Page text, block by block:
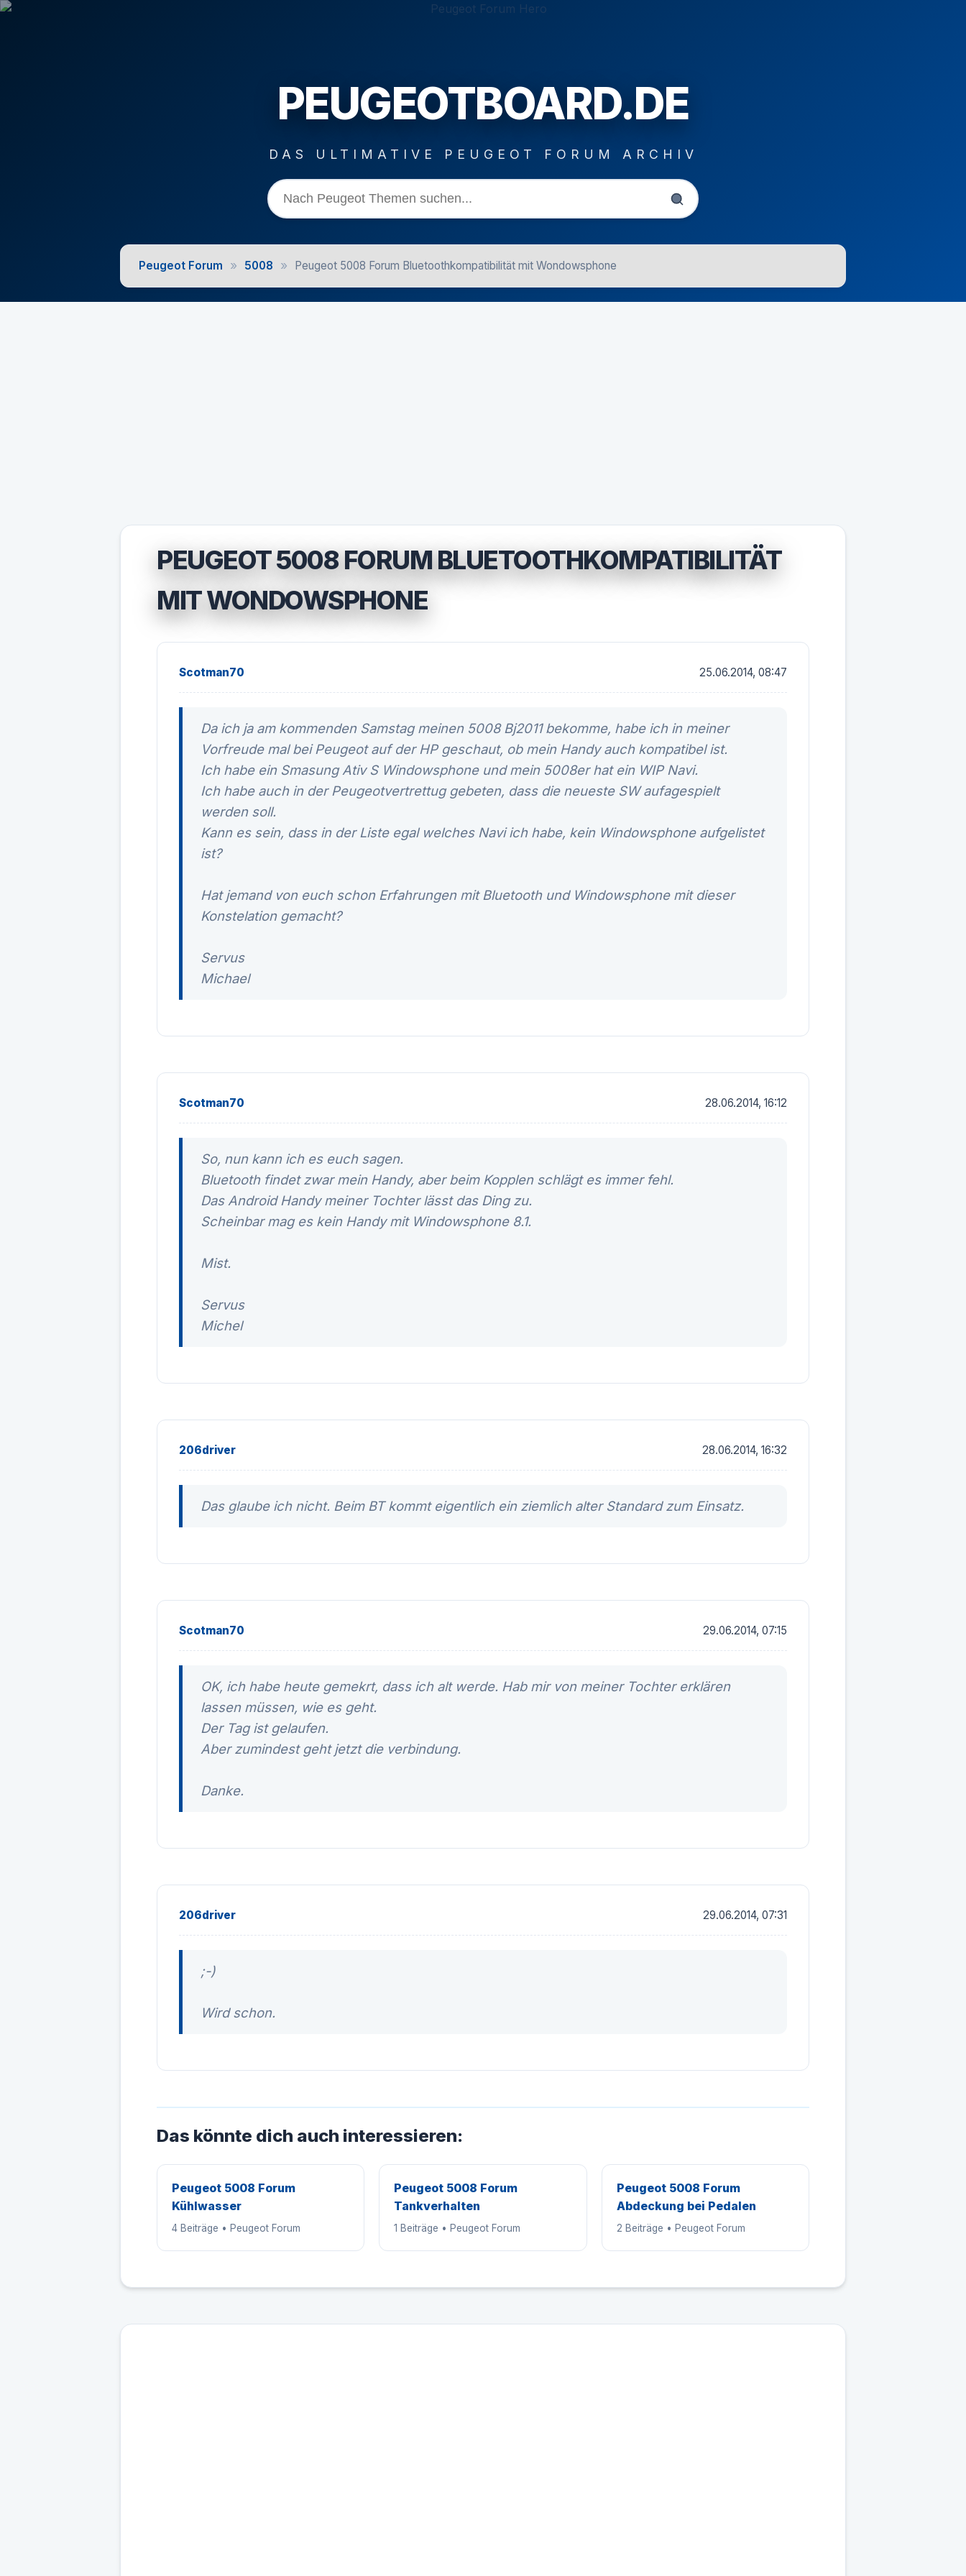
PEUGEOTBOARD.DE
DAS ULTIMATIVE PEUGEOT FORUM ARCHIV
Peugeot Forum » 5008 » Peugeot 5008 Forum Bluetoothkompatibilität mit Wondowsphone
PEUGEOT 5008 FORUM BLUETOOTHKOMPATIBILITÄT
MIT WONDOWSPHONE
Scotman70 25.06.2014, 08:47
Da ich ja am kommenden Samstag meinen 5008 Bj2011 bekomme, habe ich in meiner
Vorfreude mal bei Peugeot auf der HP geschaut, ob mein Handy auch kompatibel ist.
Ich habe ein Smasung Ativ S Windowsphone und mein 5008er hat ein WIP Navi.
Ich habe auch in der Peugeotvertrettug gebeten, dass die neueste SW aufagespielt
werden soll.
Kann es sein, dass in der Liste egal welches Navi ich habe, kein Windowsphone aufgelistet
ist?
Hat jemand von euch schon Erfahrungen mit Bluetooth und Windowsphone mit dieser
Konstelation gemacht?
Servus
Michael
Scotman70 28.06.2014, 16:12
So, nun kann ich es euch sagen.
Bluetooth findet zwar mein Handy, aber beim Kopplen schlägt es immer fehl.
Das Android Handy meiner Tochter lässt das Ding zu.
Scheinbar mag es kein Handy mit Windowsphone 8.1.
Mist.
Servus
Michel
206driver 28.06.2014, 16:32
Das glaube ich nicht. Beim BT kommt eigentlich ein ziemlich alter Standard zum Einsatz.
Scotman70 29.06.2014, 07:15
OK, ich habe heute gemekrt, dass ich alt werde. Hab mir von meiner Tochter erklären
lassen müssen, wie es geht.
Der Tag ist gelaufen.
Aber zumindest geht jetzt die verbindung.
Danke.
206driver 29.06.2014, 07:31
;-)
Wird schon.
Das könnte dich auch interessieren:
Peugeot 5008 Forum
Kühlwasser
4 Beiträge • Peugeot Forum
Peugeot 5008 Forum
Tankverhalten
1 Beiträge • Peugeot Forum
Peugeot 5008 Forum
Abdeckung bei Pedalen
2 Beiträge • Peugeot Forum